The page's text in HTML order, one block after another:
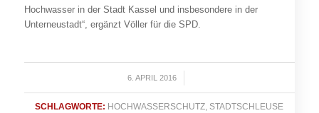
Hochwasser in der Stadt Kassel und insbesondere in der
Unterneustadt“, ergänzt Völler für die SPD.
6. APRIL 2016
/
SCHLAGWORTE: HOCHWASSERSCHUTZ STADTSCHLEUSE